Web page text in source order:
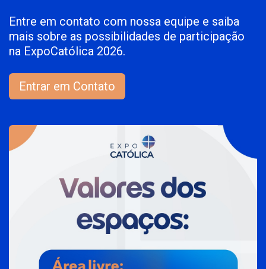
Entre em contato com nossa equipe e saiba
mais sobre as possibilidades de participação
na ExpoCatólica 2026.
Entrar em Contato​​​​